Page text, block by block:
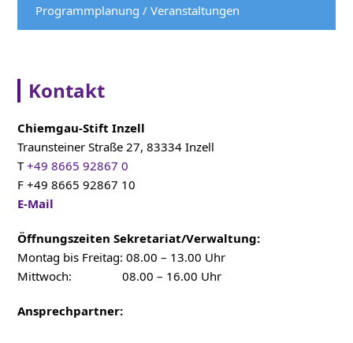
Programmplanung / Veranstaltungen
Kontakt
Chiemgau-Stift Inzell
Traunsteiner Straße 27, 83334 Inzell
T+49 8665 92867 0
F +49 8665 92867 10
E-Mail
Öffnungszeiten Sekretariat/Verwaltung:
Montag bis Freitag: 08.00 – 13.00 Uhr
Mittwoch: 08.00 – 16.00 Uhr
Ansprechpartner: